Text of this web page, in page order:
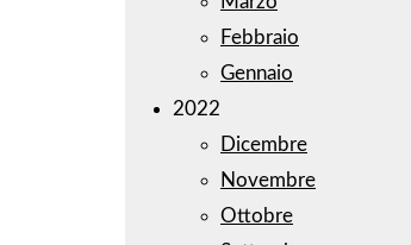
Febbraio
Gennaio
2022
Dicembre
Novembre
Ottobre